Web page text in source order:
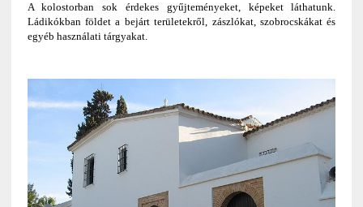
A kolostorban sok érdekes gyűjteményeket, képeket láthatunk.
Ládikókban földet a bejárt területekről, zászlókat, szobrocskákat és
egyéb használati tárgyakat.